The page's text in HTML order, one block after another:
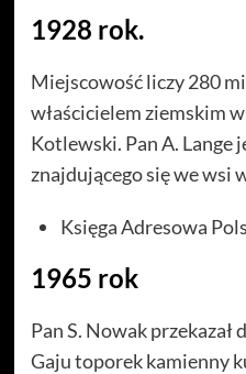
1928 rok.
Miejscowość liczy 280
właścicielem ziemskim
Kotlewski. Pan A. Lange
znajdującego się we wsi
Księga Adresowa
1965 rok
Pan S. Nowak
Gaju toporek kamienny